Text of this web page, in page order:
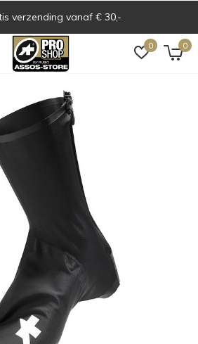
0 0
verzending vanaf € 30,-